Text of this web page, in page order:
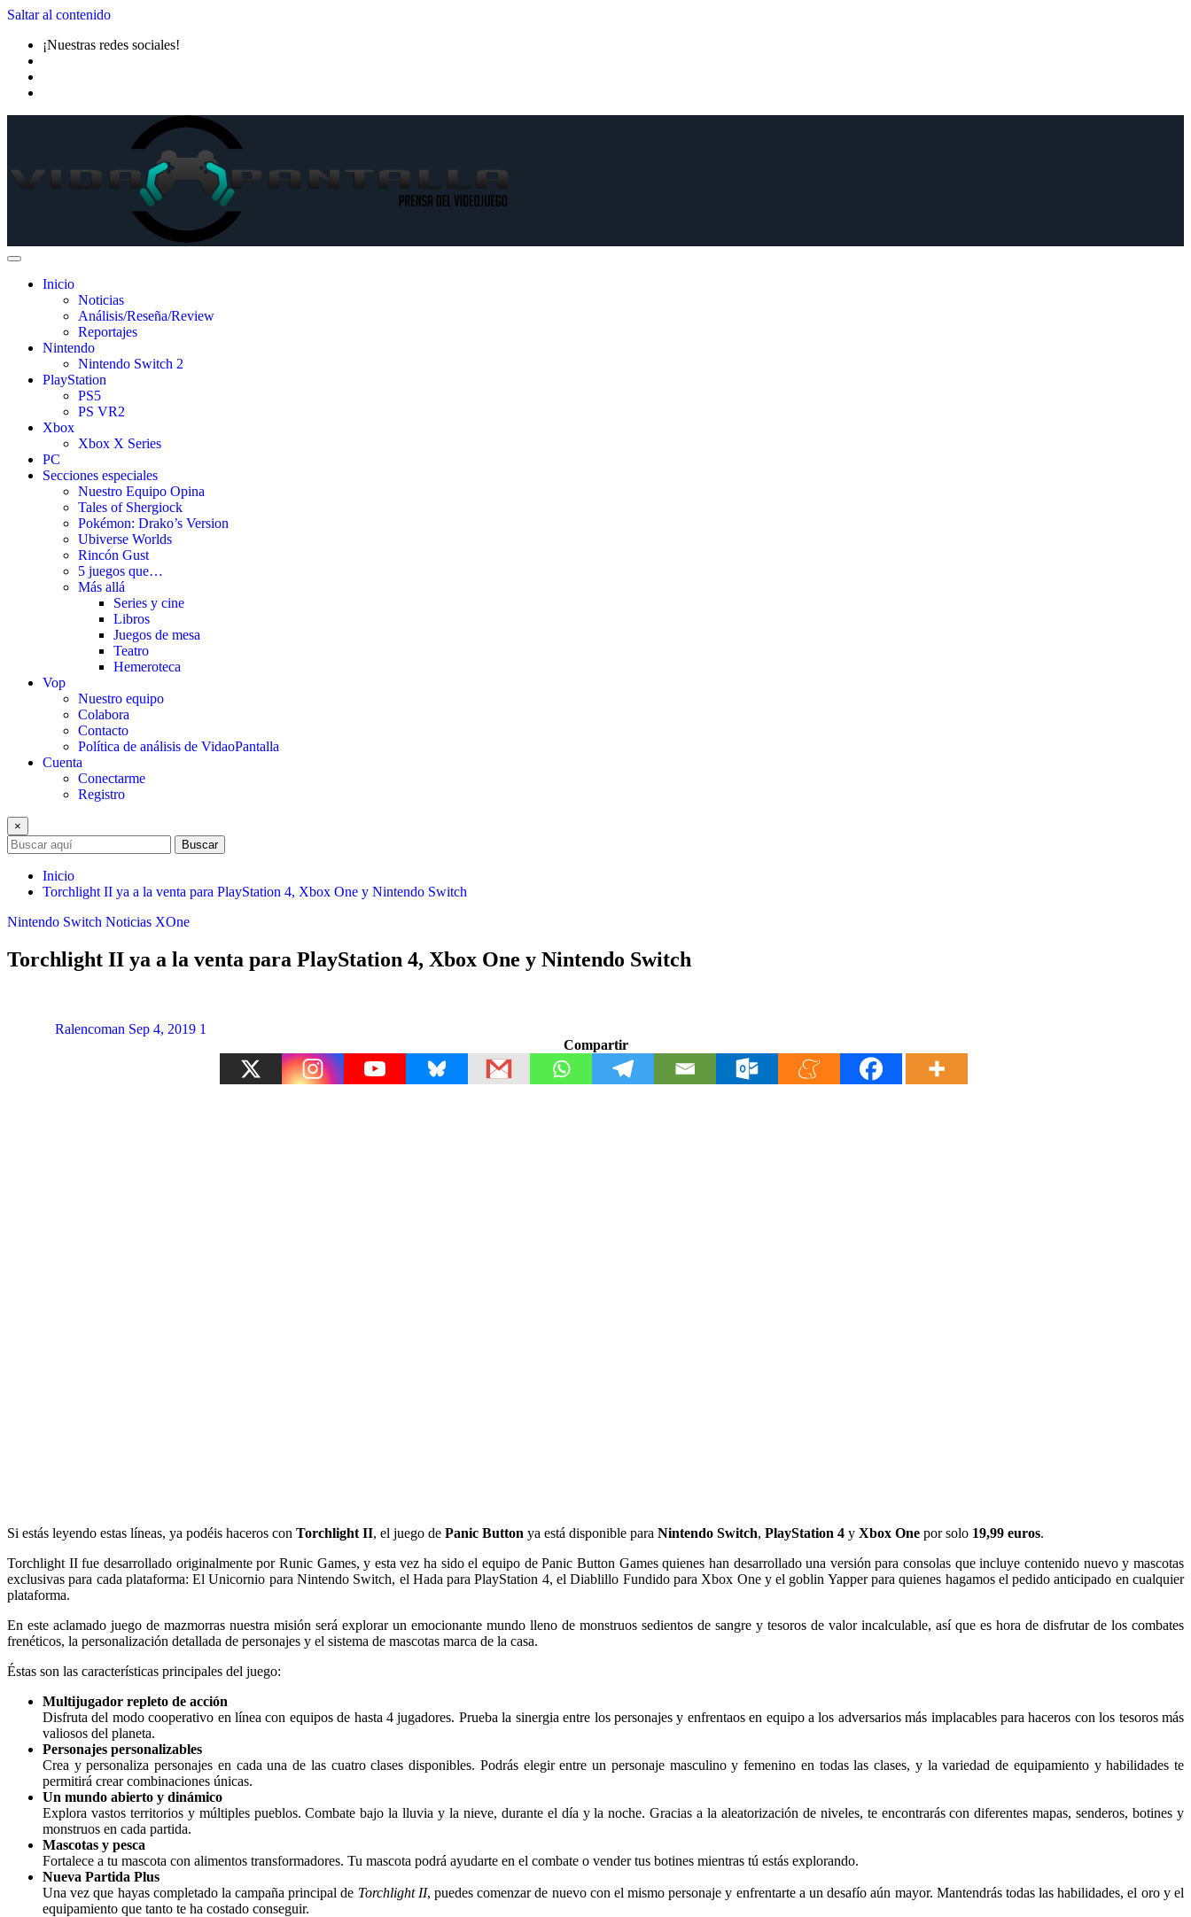
Saltar al contenido
¡Nuestras redes sociales!
Inicio
Noticias
Análisis/Reseña/Review
Reportajes
Nintendo
Nintendo Switch 2
PlayStation
PS5
PS VR2
Xbox
Xbox X Series
PC
Secciones especiales
Nuestro Equipo Opina
Tales of Shergiock
Pokémon: Drako’s Version
Ubiverse Worlds
Rincón Gust
5 juegos que…
Más allá
Series y cine
Libros
Juegos de mesa
Teatro
Hemeroteca
Vop
Nuestro equipo
Colabora
Contacto
Política de análisis de VidaoPantalla
Cuenta
Conectarme
Registro
×
Buscar
Inicio
Torchlight II ya a la venta para PlayStation 4, Xbox One y Nintendo Switch
Nintendo Switch Noticias XOne
Torchlight II ya a la venta para PlayStation 4, Xbox One y Nintendo Switch
Ralencoman Sep 4, 2019 1
Compartir
Si estás leyendo estas líneas, ya podéis haceros con Torchlight II, el juego de Panic Button ya está disponible para Nintendo Switch, PlayStation 4 y Xbox One por solo 19,99 euros.
Torchlight II fue desarrollado originalmente por Runic Games, y esta vez ha sido el equipo de Panic Button Games quienes han desarrollado una versión para consolas que incluye contenido nuevo y mascotas
exclusivas para cada plataforma: El Unicornio para Nintendo Switch, el Hada para PlayStation 4, el Diablillo Fundido para Xbox One y el goblin Yapper para quienes hagamos el pedido anticipado en cualquier
plataforma.
En este aclamado juego de mazmorras nuestra misión será explorar un emocionante mundo lleno de monstruos sedientos de sangre y tesoros de valor incalculable, así que es hora de disfrutar de los combates
frenéticos, la personalización detallada de personajes y el sistema de mascotas marca de la casa.
Éstas son las características principales del juego:
Multijugador repleto de acción
Disfruta del modo cooperativo en línea con equipos de hasta 4 jugadores. Prueba la sinergia entre los personajes y enfrentaos en equipo a los adversarios más implacables para haceros con los tesoros más
valiosos del planeta.
Personajes personalizables
Crea y personaliza personajes en cada una de las cuatro clases disponibles. Podrás elegir entre un personaje masculino y femenino en todas las clases, y la variedad de equipamiento y habilidades te
permitirá crear combinaciones únicas.
Un mundo abierto y dinámico
Explora vastos territorios y múltiples pueblos. Combate bajo la lluvia y la nieve, durante el día y la noche. Gracias a la aleatorización de niveles, te encontrarás con diferentes mapas, senderos, botines y
monstruos en cada partida.
Mascotas y pesca
Fortalece a tu mascota con alimentos transformadores. Tu mascota podrá ayudarte en el combate o vender tus botines mientras tú estás explorando.
Nueva Partida Plus
Una vez que hayas completado la campaña principal de Torchlight II, puedes comenzar de nuevo con el mismo personaje y enfrentarte a un desafío aún mayor. Mantendrás todas las habilidades, el oro y el
equipamiento que tanto te ha costado conseguir.